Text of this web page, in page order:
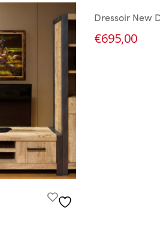
Dressoir New
€695,00